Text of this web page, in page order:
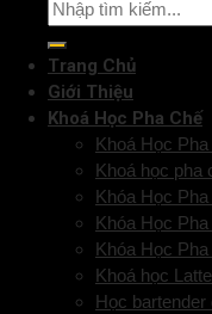
Trang Chủ
Giới Thiệu
Khoá Học Pha Chế
Khoá Học
Khoá học pha
Khóa Học
Khóa Học
Khóa Học
Khoá học
Học bartender